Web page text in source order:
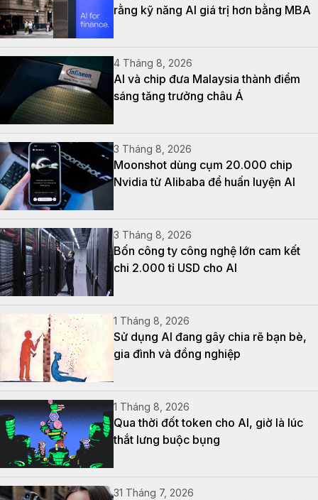
rằng kỹ năng AI giá trị hơn bằng MBA
4 Tháng 8, 2026
AI và chip đưa Malaysia thành điểm
sáng tăng trưởng châu Á
3 Tháng 8, 2026
Moonshot dùng cụm 20.000 chip
Nvidia từ Alibaba để huấn luyện AI
3 Tháng 8, 2026
Bốn công ty công nghệ lớn cam kết
chi 2.000 tỉ USD cho AI
1 Tháng 8, 2026
Sử dụng AI đang gây chia rẽ bạn bè,
gia đình và đồng nghiệp
1 Tháng 8, 2026
Qua thời đốt token cho AI, giờ là lúc
thắt lưng buộc bụng
31 Tháng 7, 2026